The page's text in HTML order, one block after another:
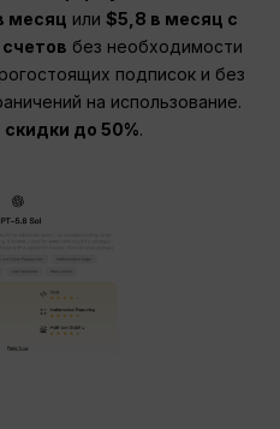
месяц или$5,8 в месяц с
без необходимости
подписок и без
на использование.
скидки до 50%.